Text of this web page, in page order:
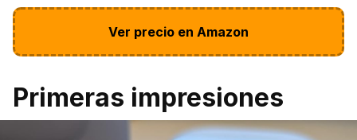
Ver precio en Amazon
Primeras impresiones